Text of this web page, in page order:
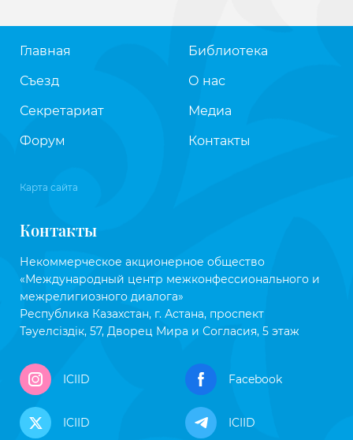
Главная
Съезд
Секретариат
Форум
Библиотека
О нас
Медиа
Контакты
Карта сайта
Контакты
Некоммерческое акционерное общество
«Международный центр межконфессионального и
межрелигиозного диалога»
Республика Казахстан, г. Астана, проспект
Тәуелсіздік, 57, Дворец Мира и Согласия, 5 этаж
ICIID Facebook
ICIID ICIID